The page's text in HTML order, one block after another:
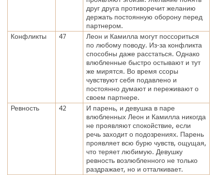
друг друга противоречит желанию
держать постоянную оборону перед
партнером.
Конфликты
47
Леон и Камилла могут поссориться
по любому поводу. Из-за конфликта
способны даже расстаться. Однако
влюбленные быстро остывают и тут
же мирятся. Во время ссоры
чувствуют себя подавлено и
постоянно думают и переживают о
своем партнере.
Ревность
42
И парень, и девушка в паре
влюбленных Леон и Камилла никогда
не проявляют спокойствие, если
речь заходит о подозрениях. Парень
проявляет всю бурю чувств, ощущая,
что теряет любимую. Девушку
ревность возлюбленного не только
раздражает, но и отталкивает.